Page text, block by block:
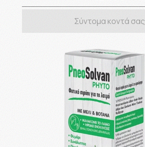
Σύντομα κοντά σας